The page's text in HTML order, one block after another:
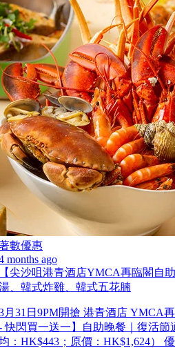
數優惠
months ago
尖沙咀港青酒店YMCA再臨閣自
、韓式炸雞、韓式五花腩
月31日9PM開搶 港青酒店 YMCA
快閃買一送一】自助晚餐｜復活節
：HK$443；原價：HK$1,624）